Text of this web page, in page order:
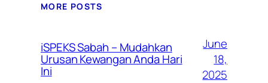
MORE POSTS
iSPEKS Sabah – Mudahkan
Urusan Kewangan Anda Hari
Ini
June
18,
2025